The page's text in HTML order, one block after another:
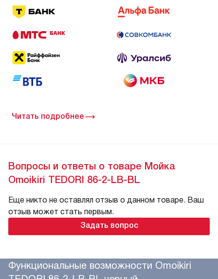
Читать подробнее
Вопросы и ответы о товаре Мойка
Omoikiri TEDORI 86-2-LB-BL
Еще никто не оставлял отзыв о данном товаре. Ваш
отзыв может стать первым.
Задать вопрос
Функциональные возможности Omoikiri